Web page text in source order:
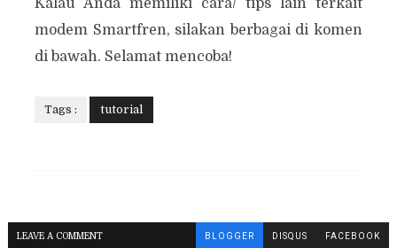
Kalau Anda memiliki cara/ tips lain terkait
modem Smartfren, silakan berbagai di komen
di bawah. Selamat mencoba!
Tags : tutorial
LEAVE A COMMENT BLOGGER DISQUS FACEBOOK